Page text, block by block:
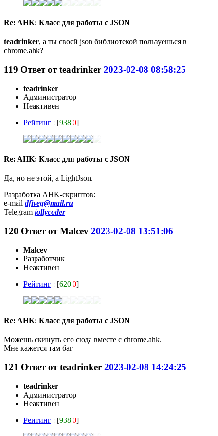
Re: AHK: Класс для работы с JSON
teadrinker, а ты своей json библиотекой пользуешься в
chrome.ahk?
119 Ответ отteadrinker 2023-02-08 08:58:25
teadrinker
Администратор
Неактивен
Рейтинг : [938|0]
Re: AHK: Класс для работы с JSON
Да, но не этой, а LightJson.
Разработка AHK-скриптов:
e-mail dfiveg@mail.ru
Telegram jollycoder
120 Ответ отMalcev 2023-02-08 13:51:06
Malcev
Разработчик
Неактивен
Рейтинг : [620|0]
Re: AHK: Класс для работы с JSON
Можешь скинуть его сюда вместе с chrome.ahk.
Мне кажется там баг.
121 Ответ отteadrinker 2023-02-08 14:24:25
teadrinker
Администратор
Неактивен
Рейтинг : [938|0]